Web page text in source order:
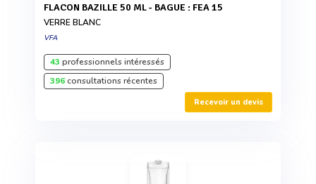
FLACON BAZILLE 50 ML - BAGUE : FEA 15
VERRE BLANC
VFA
43 professionnels intéressés
396consultations récentes
Recevoir un devis